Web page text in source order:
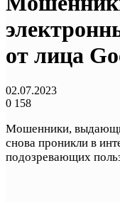
от лица
02.07.2023
0 158
Мошенники,
снова проникли в
подозревающих